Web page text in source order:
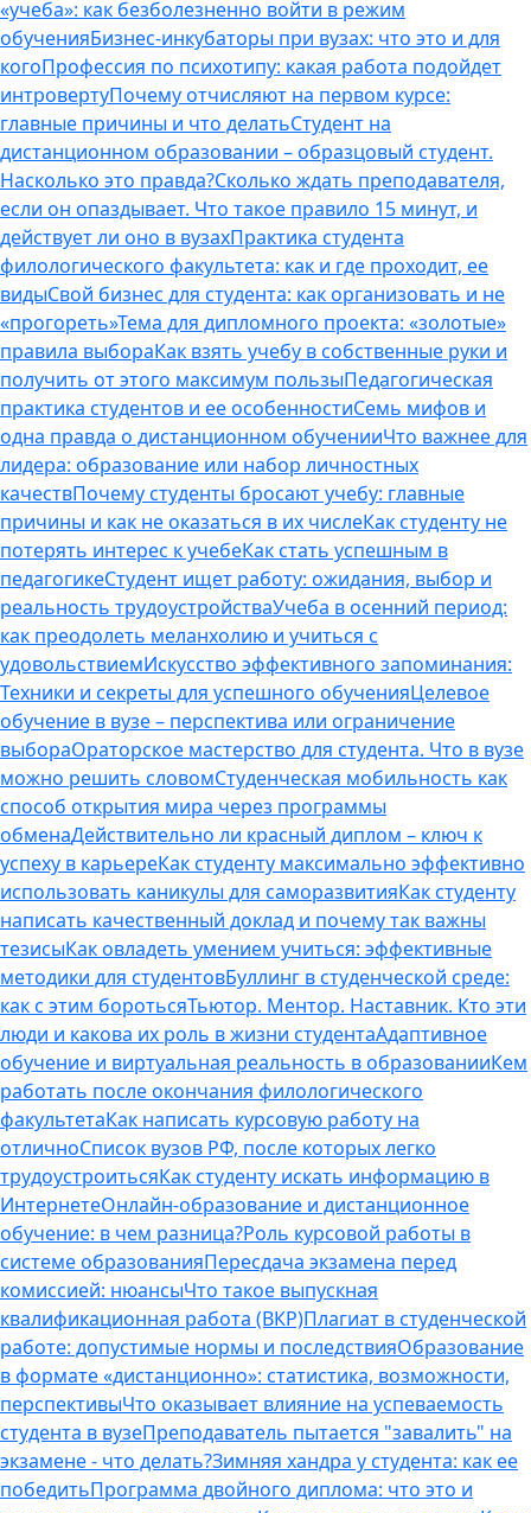
«учеба»: как безболезненно войти в режим
обученияБизнес-инкубаторы при вузах: что это и для
когоПрофессия по психотипу: какая работа подойдет
интровертуПочему отчисляют на первом курсе:
главные причины и что делатьСтудент на
дистанционном образовании – образцовый студент.
Насколько это правда?Сколько ждать преподавателя,
если он опаздывает. Что такое правило 15 минут, и
действует ли оно в вузахПрактика студента
филологического факультета: как и где проходит, ее
видыСвой бизнес для студента: как организовать и не
«прогореть»Тема для дипломного проекта: «золотые»
правила выбораКак взять учебу в собственные руки и
получить от этого максимум пользыПедагогическая
практика студентов и ее особенностиСемь мифов и
одна правда о дистанционном обученииЧто важнее для
лидера: образование или набор личностных
качествПочему студенты бросают учебу: главные
причины и как не оказаться в их числеКак студенту не
потерять интерес к учебеКак стать успешным в
педагогикеСтудент ищет работу: ожидания, выбор и
реальность трудоустройстваУчеба в осенний период:
как преодолеть меланхолию и учиться с
удовольствиемИскусство эффективного запоминания:
Техники и секреты для успешного обученияЦелевое
обучение в вузе – перспектива или ограничение
выбораОраторское мастерство для студента. Что в вузе
можно решить словомСтуденческая мобильность как
способ открытия мира через программы
обменаДействительно ли красный диплом – ключ к
успеху в карьереКак студенту максимально эффективно
использовать каникулы для саморазвитияКак студенту
написать качественный доклад и почему так важны
тезисыКак овладеть умением учиться: эффективные
методики для студентовБуллинг в студенческой среде:
как с этим боротьсяТьютор. Ментор. Наставник. Кто эти
люди и какова их роль в жизни студентаАдаптивное
обучение и виртуальная реальность в образованииКем
работать после окончания филологического
факультетаКак написать курсовую работу на
отличноСписок вузов РФ, после которых легко
трудоустроитьсяКак студенту искать информацию в
ИнтернетеОнлайн-образование и дистанционное
обучение: в чем разница?Роль курсовой работы в
системе образованияПересдача экзамена перед
комиссией: нюансыЧто такое выпускная
квалификационная работа (ВКР)Плагиат в студенческой
работе: допустимые нормы и последствияОбразование
в формате «дистанционно»: статистика, возможности,
перспективыЧто оказывает влияние на успеваемость
студента в вузеПреподаватель пытается "завалить" на
экзамене - что делать?Зимняя хандра у студента: как ее
победитьПрограмма двойного диплома: что это и